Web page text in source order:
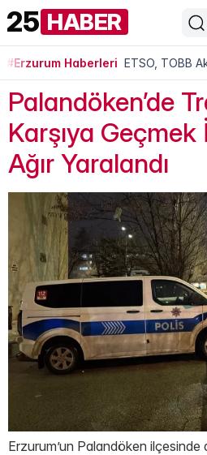
25 HABER
#Erzurum Haberleri ETSO, TOBB
Palandöken’de
Karşıya
Ağır Yaralandı
Erzurum’un Palandöken ilçesinde